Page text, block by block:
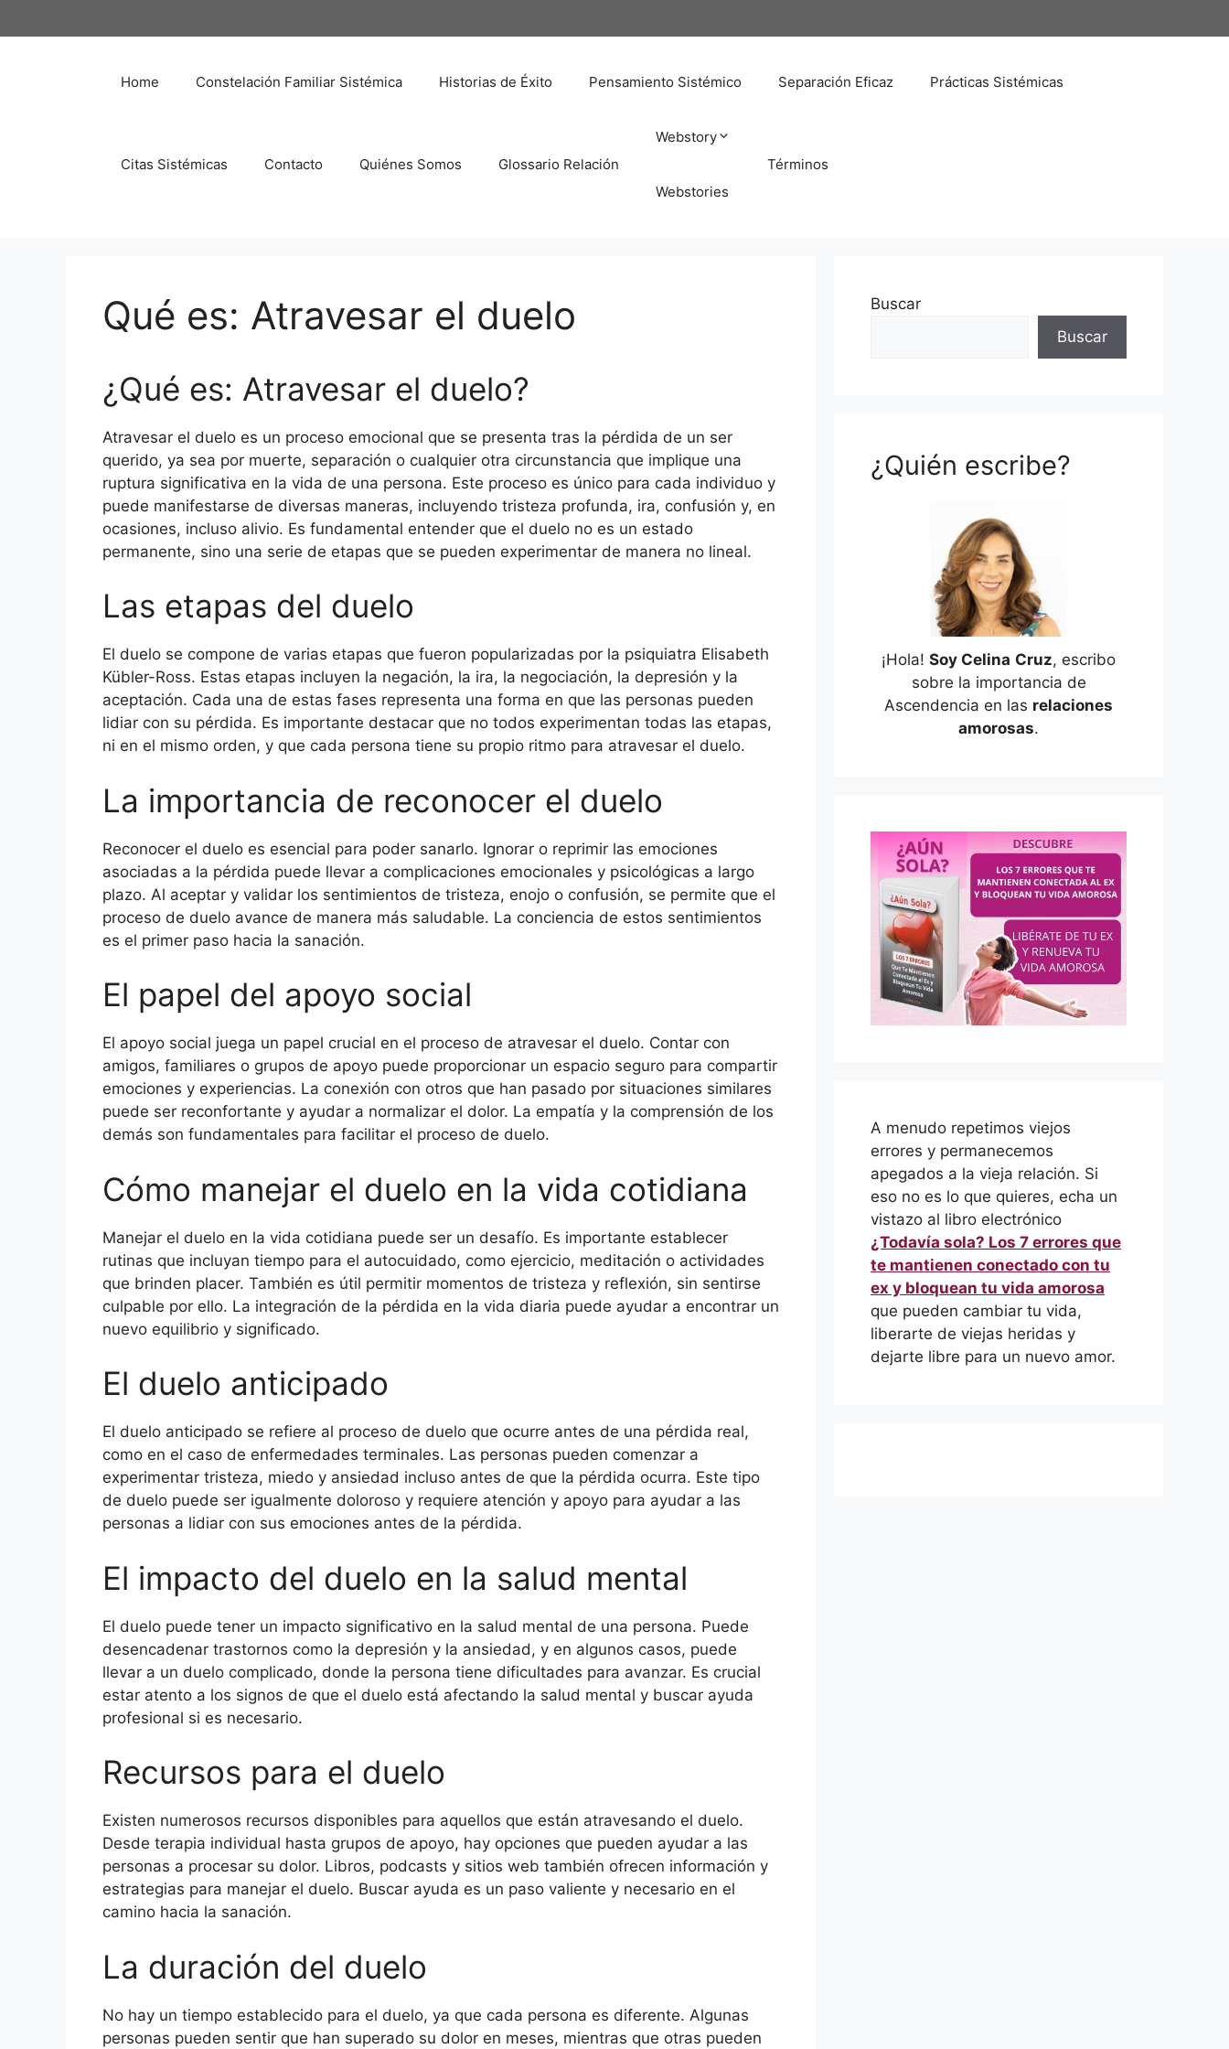
al
Home Constelación Familiar Sistémica Historias de Éxito Pensamiento Sistémico Separación Eficaz Prácticas Sistémicas
Citas Sistémicas Contacto Quiénes Somos Glossario Relación
Webstory
Webstories
Términos
Qué es: Atravesar el duelo
¿Qué es: Atravesar el duelo?
Atravesar el duelo es un proceso emocional que se presenta tras la pérdida de un ser
querido, ya sea por muerte, separación o cualquier otra circunstancia que implique una
ruptura significativa en la vida de una persona. Este proceso es único para cada individuo y
puede manifestarse de diversas maneras, incluyendo tristeza profunda, ira, confusión y, en
ocasiones, incluso alivio. Es fundamental entender que el duelo no es un estado
permanente, sino una serie de etapas que se pueden experimentar de manera no lineal.
Las etapas del duelo
El duelo se compone de varias etapas que fueron popularizadas por la psiquiatra Elisabeth
Kübler-Ross. Estas etapas incluyen la negación, la ira, la negociación, la depresión y la
aceptación. Cada una de estas fases representa una forma en que las personas pueden
lidiar con su pérdida. Es importante destacar que no todos experimentan todas las etapas,
ni en el mismo orden, y que cada persona tiene su propio ritmo para atravesar el duelo.
La importancia de reconocer el duelo
Reconocer el duelo es esencial para poder sanarlo. Ignorar o reprimir las emociones
asociadas a la pérdida puede llevar a complicaciones emocionales y psicológicas a largo
plazo. Al aceptar y validar los sentimientos de tristeza, enojo o confusión, se permite que el
proceso de duelo avance de manera más saludable. La conciencia de estos sentimientos
es el primer paso hacia la sanación.
El papel del apoyo social
El apoyo social juega un papel crucial en el proceso de atravesar el duelo. Contar con
amigos, familiares o grupos de apoyo puede proporcionar un espacio seguro para compartir
emociones y experiencias. La conexión con otros que han pasado por situaciones similares
puede ser reconfortante y ayudar a normalizar el dolor. La empatía y la comprensión de los
demás son fundamentales para facilitar el proceso de duelo.
Cómo manejar el duelo en la vida cotidiana
Manejar el duelo en la vida cotidiana puede ser un desafío. Es importante establecer
rutinas que incluyan tiempo para el autocuidado, como ejercicio, meditación o actividades
que brinden placer. También es útil permitir momentos de tristeza y reflexión, sin sentirse
culpable por ello. La integración de la pérdida en la vida diaria puede ayudar a encontrar un
nuevo equilibrio y significado.
El duelo anticipado
El duelo anticipado se refiere al proceso de duelo que ocurre antes de una pérdida real,
como en el caso de enfermedades terminales. Las personas pueden comenzar a
experimentar tristeza, miedo y ansiedad incluso antes de que la pérdida ocurra. Este tipo
de duelo puede ser igualmente doloroso y requiere atención y apoyo para ayudar a las
personas a lidiar con sus emociones antes de la pérdida.
El impacto del duelo en la salud mental
El duelo puede tener un impacto significativo en la salud mental de una persona. Puede
desencadenar trastornos como la depresión y la ansiedad, y en algunos casos, puede
llevar a un duelo complicado, donde la persona tiene dificultades para avanzar. Es crucial
estar atento a los signos de que el duelo está afectando la salud mental y buscar ayuda
profesional si es necesario.
Recursos para el duelo
Existen numerosos recursos disponibles para aquellos que están atravesando el duelo.
Desde terapia individual hasta grupos de apoyo, hay opciones que pueden ayudar a las
personas a procesar su dolor. Libros, podcasts y sitios web también ofrecen información y
estrategias para manejar el duelo. Buscar ayuda es un paso valiente y necesario en el
camino hacia la sanación.
La duración del duelo
No hay un tiempo establecido para el duelo, ya que cada persona es diferente. Algunas
personas pueden sentir que han superado su dolor en meses, mientras que otras pueden
Buscar
Buscar
¿Quién escribe?
¡Hola! Soy Celina Cruz, escribo
sobre la importancia de
Ascendencia en las relaciones
amorosas.
A menudo repetimos viejos
errores y permanecemos
apegados a la vieja relación. Si
eso no es lo que quieres, echa un
vistazo al libro electrónico
¿Todavía sola? Los 7 errores que
te mantienen conectado con tu
ex y bloquean tu vida amorosa
que pueden cambiar tu vida,
liberarte de viejas heridas y
dejarte libre para un nuevo amor.